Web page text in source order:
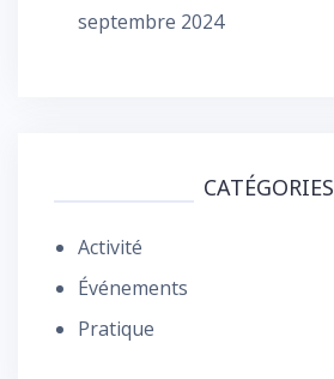
septembre 2024
CATÉGORIES
Activité
Événements
Pratique